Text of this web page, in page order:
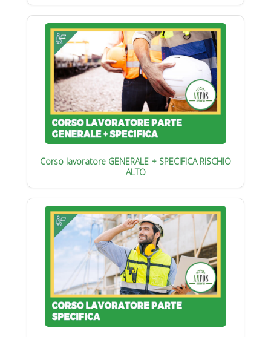
Corso lavoratore GENERALE + SPECIFICA RISCHIO
ALTO